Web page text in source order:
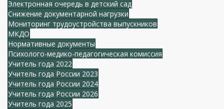
Электронная очередь в детский сад
Снижение документарной нагрузки
Мониторинг трудоустройства выпускников
МКДО
Нормативные документы
Психолого-медико-педагогическая комиссия
Учитель года 2022
Учитель года России 2023
Учитель года России 2024
Учитель года России 2026
Учитель года 2025